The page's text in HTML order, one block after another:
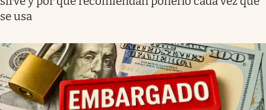
se usa